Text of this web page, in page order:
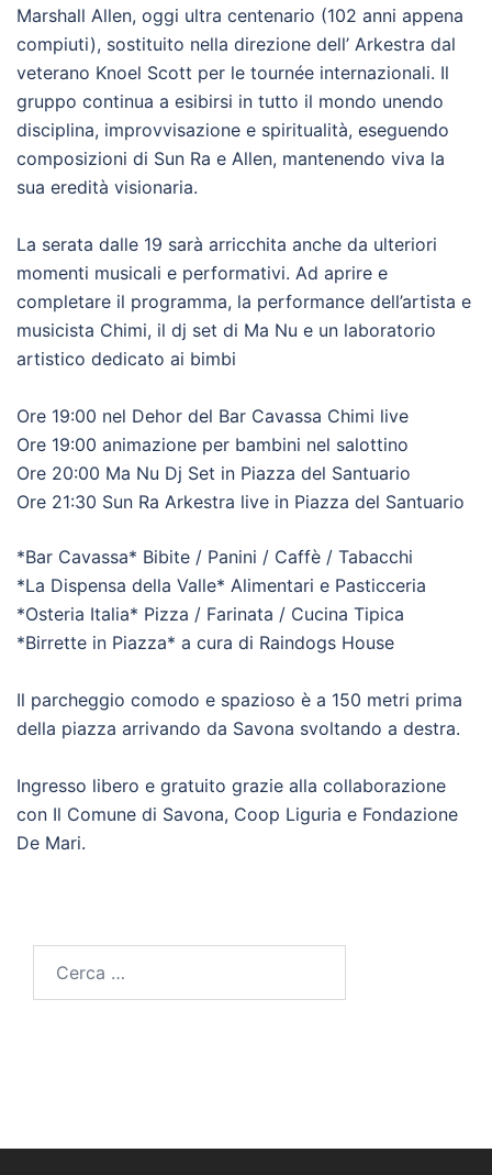
Marshall Allen, oggi ultra centenario (102 anni appena
compiuti), sostituito nella direzione dell’ Arkestra dal
veterano Knoel Scott per le tournée internazionali. Il
gruppo continua a esibirsi in tutto il mondo unendo
disciplina, improvvisazione e spiritualità, eseguendo
composizioni di Sun Ra e Allen, mantenendo viva la
sua eredità visionaria.
La serata dalle 19 sarà arricchita anche da ulteriori
momenti musicali e performativi. Ad aprire e
completare il programma, la performance dell’artista e
musicista Chimi, il dj set di Ma Nu e un laboratorio
artistico dedicato ai bimbi
Ore 19:00 nel Dehor del Bar Cavassa Chimi live
Ore 19:00 animazione per bambini nel salottino
Ore 20:00 Ma Nu Dj Set in Piazza del Santuario
Ore 21:30 Sun Ra Arkestra live in Piazza del Santuario
*Bar Cavassa* Bibite / Panini / Caffè / Tabacchi
*La Dispensa della Valle* Alimentari e Pasticceria
*Osteria Italia* Pizza / Farinata / Cucina Tipica
*Birrette in Piazza* a cura di Raindogs House
Il parcheggio comodo e spazioso è a 150 metri prima
della piazza arrivando da Savona svoltando a destra.
Ingresso libero e gratuito grazie alla collaborazione
con Il Comune di Savona, Coop Liguria e Fondazione
De Mari.